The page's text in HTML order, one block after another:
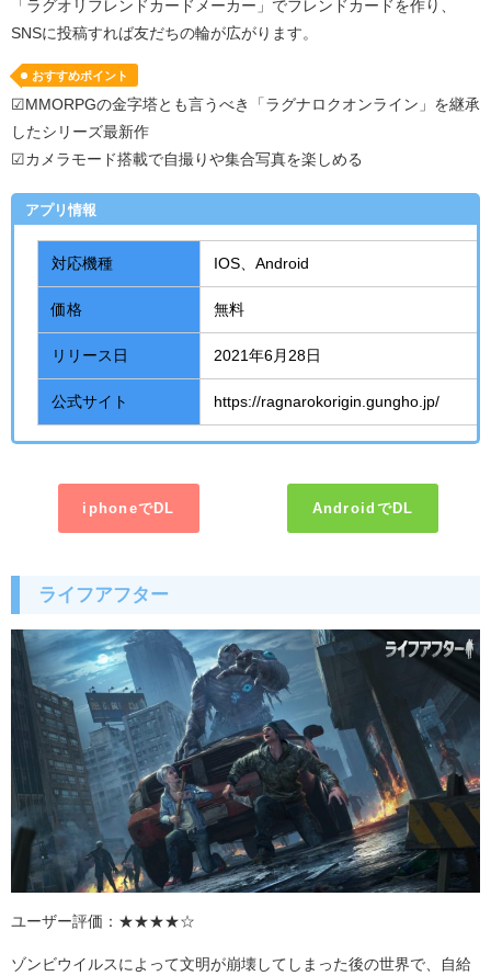
「ラグオリフレンドカードメーカー」でフレンドカードを作り、
SNSに投稿すれば友だちの輪が広がります。
おすすめポイント
☑MMORPGの金字塔とも言うべき「ラグナロクオンライン」を継承
したシリーズ最新作
☑カメラモード搭載で自撮りや集合写真を楽しめる
アプリ情報
対応機種 IOS、 Android
価格 無料
リリース日 2021年6 月 28 日
公式サイト https://ragnarokorigin.gungho.jp/
iphoneでDL AndroidでDL
ライフアフター
ユーザー評価：★★★★☆
ゾンビウイルスによって文明が崩壊してしまった後の世界で、自給